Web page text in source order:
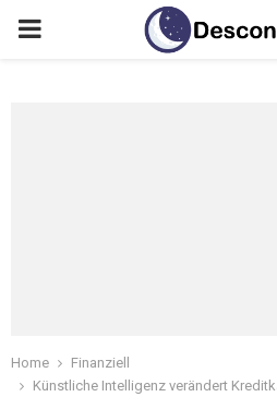
Home
Finanziell
Künstliche Intelligenz verändert